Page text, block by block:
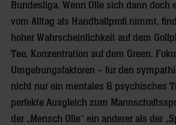
Bundesliga. Wenn Olle sich dann doch
vom Alltag als Handballprofi nimmt,
hoher Wahrscheinlichkeit auf dem
Tee, Konzentration auf dem Green,
Umgebungsfaktoren – für den
nicht nur ein mentales & psychisches
perfekte Ausgleich zum
der „Mensch Olle“ ein anderer als der